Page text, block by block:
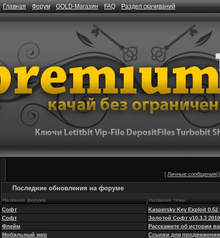
Главная Форум GOLD-Магазин FAQ Раздел скачиваний
[ Личные сообщения()
Последние обновления на форуме
Название форума Название темы
Софт
Kaspersky Key Exploit 0.52
Софт
Золотой Софт v10.3.3 2010
Флейм
Расскажите об истории
Мобильный мир
Ссылки для продвижения